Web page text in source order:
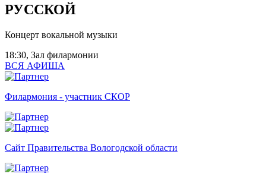
РУССКОЙ
Концерт вокальной музыки
18:30, Зал филармонии
ВСЯ АФИША
Филармония - участник СКОР
Сайт Правительства Вологодской области